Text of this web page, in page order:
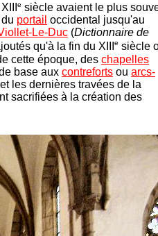
e siècle avaient le plus
portail occidental jusqu'au
Le-Duc (Dictionnaire de
qu'à la fin du XIII e siècle
cette époque, des chapelles
base aux contreforts ou arcs-
les dernières travées de la
sacrifiées à la création des